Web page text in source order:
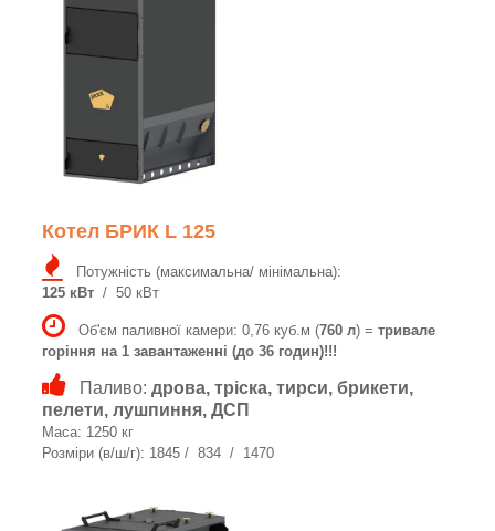
Котел БРИК L 125
Потужність (максимальна/ мінімальна):
125 кВт / 50 кВт
Об'єм паливної камери: 0,76 куб.м (760 л) = тривале
горіння на 1 завантаженні (до 36 годин)!!!
Паливо: дрова, тріска, тирси, брикети,
пелети, лушпиння, ДСП
Маса: 1250 кг
Розміри (в/ш/г): 1845 / 834 / 1470